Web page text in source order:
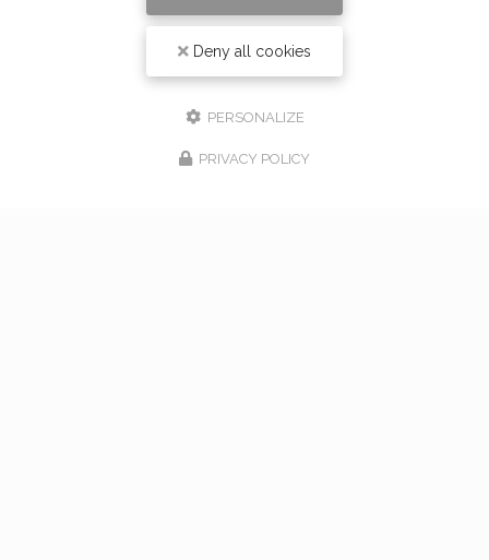
Tel. 04 78 45 85 02
Deny all cookies
PERSONALIZE
PRIVACY POLICY